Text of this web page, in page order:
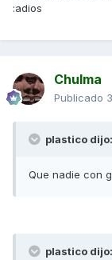
:adios
Chulma
Publicado
plastico dijo:
Que nadie con
plastico dijo: